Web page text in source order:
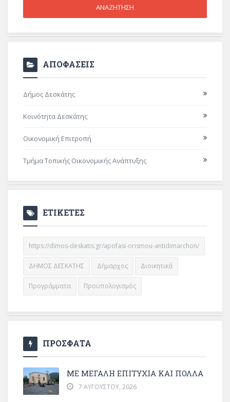
ΑΠΟΦΑΣΕΙΣ
Δήμος Δεσκάτης
Κοινότητα Δεσκάτης
Οικονομική Επιτροπή
Τμήμα Τοπικής Οικονομικής Ανάπτυξης
ΕΤΙΚΕΤΕΣ
https://dimos-deskatis.gr/apofasi-orismou-antidimarchon/
ΔΗΜΟΣ ΔΕΣΚΑΤΗΣ Δήμαρχος Διοικητικά
Προγράμματα Προϋπολογισμός
ΠΡΟΣΦΑΤΑ
ΜΕ ΜΕΓΆΛΗ ΕΠΙΤΥΧΊΑ ΚΑΙ ΠΟΛΛΆ
7 ΑΥΓΟΎΣΤΟΥ, 2026